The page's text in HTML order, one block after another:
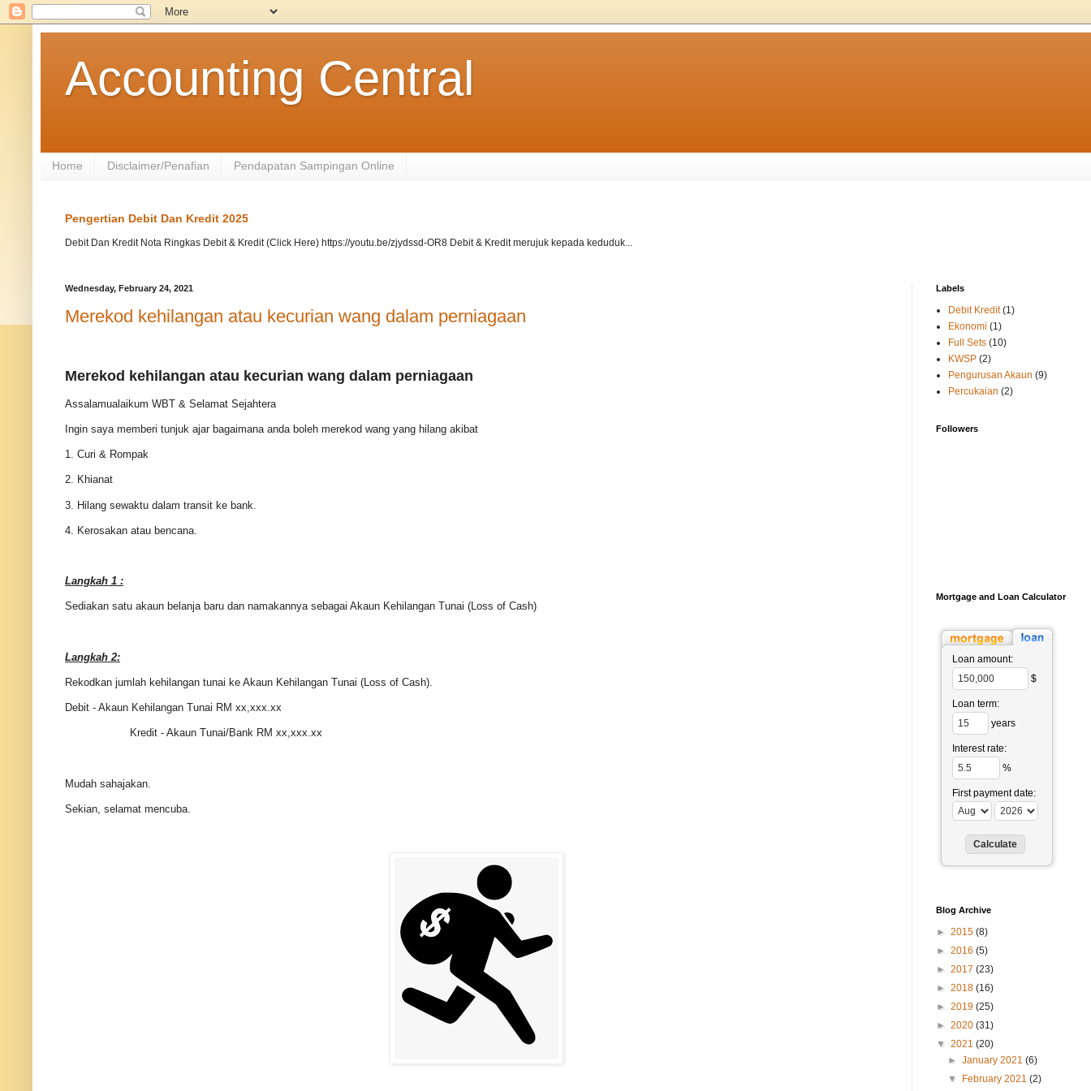
Accounting Central
Home Disclaimer/Penafian Pendapatan Sampingan Online
Pengertian Debit Dan Kredit 2025
Debit Dan Kredit Nota Ringkas Debit & Kredit (Click Here) https://youtu.be/zjydssd-OR8 Debit & Kredit merujuk kepada keduduk...
Wednesday, February 24, 2021
Merekod kehilangan atau kecurian wang dalam perniagaan
Merekod kehilangan atau kecurian wang dalam perniagaan
Assalamualaikum WBT & Selamat Sejahtera
Ingin saya memberi tunjuk ajar bagaimana anda boleh merekod wang yang hilang akibat
1. Curi & Rompak
2. Khianat
3. Hilang sewaktu dalam transit ke bank.
4. Kerosakan atau bencana.
Langkah 1 :
Sediakan satu akaun belanja baru dan namakannya sebagai Akaun Kehilangan Tunai (Loss of Cash)
Langkah 2:
Rekodkan jumlah kehilangan tunai ke Akaun Kehilangan Tunai (Loss of Cash).
Debit - Akaun Kehilangan Tunai RM xx,xxx.xx
Kredit - Akaun Tunai/Bank RM xx,xxx.xx
Mudah sahajakan.
Sekian, selamat mencuba.
Labels
Debit Kredit (1)
Ekonomi (1)
Full Sets (10)
KWSP (2)
Pengurusan Akaun (9)
Percukaian (2)
Followers
Mortgage and Loan Calculator
Loan amount:
$
Loan term:
years
Interest rate:
%
First payment date:
Blog Archive
► 2015 (8)
► 2016 (5)
► 2017 (23)
► 2018 (16)
► 2019 (25)
► 2020 (31)
▼ 2021 (20)
►January 2021(6)
▼ February 2021(2)